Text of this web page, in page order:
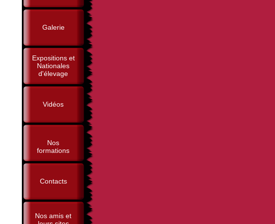
Galerie
Expositions et
Nationales
d'élevage
Vidéos
Nos
formations
Contacts
Nos amis et